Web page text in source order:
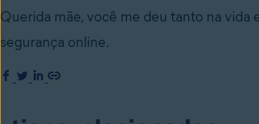
Querida mãe, você me deu tanto na vida
segurança online.